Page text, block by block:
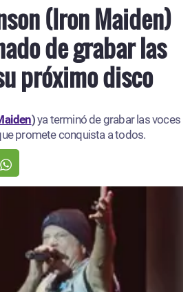
(Iron Maiden)
de grabar las
próximo disco
)ya terminó de grabar las voces
promete conquista a todos.